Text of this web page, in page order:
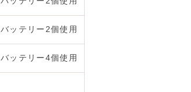
バッテリー2個使用
バッテリー4個使用